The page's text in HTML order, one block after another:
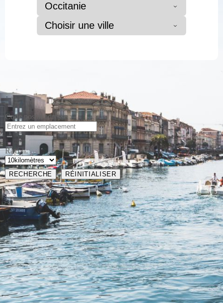
Occitanie
Choisir une ville
Code postal/adresse :
Rayon: